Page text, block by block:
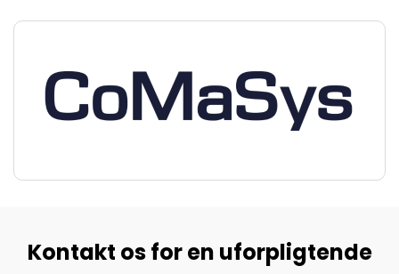
Kontakt os for en uforpligtende